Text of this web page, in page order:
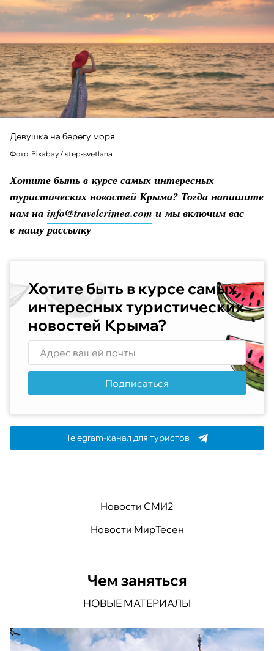
Девушка на берегу моря
Фото: Pixabay / step-svetlana
Хотите быть в курсе самых интересных
туристических новостей Крыма? Тогда напишите
нам на info@travelcrimea.com и мы включим вас
в нашу рассылку
Хотите быть в курсе самых
интересных туристических
новостей Крыма?
Подписаться
Telegram-канал для туристов
Новости СМИ2
Новости МирТесен
Чем заняться
НОВЫЕ МАТЕРИАЛЫ